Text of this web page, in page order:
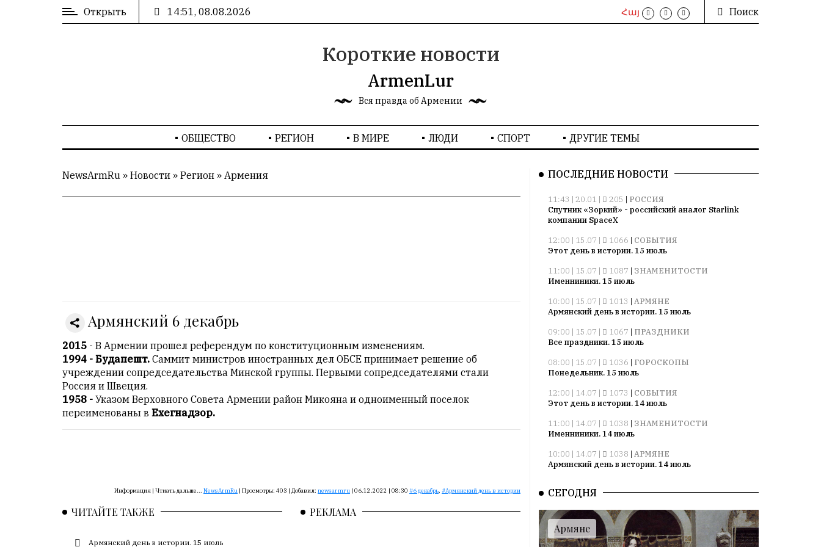
Пользователей:
мыслящих.
Открыть 14:51, 08.08.2026 Հայ Поиск
Короткие новости
ArmenLur
Вся правда об Армении
ОБЩЕСТВО РЕГИОН В МИРЕ ЛЮДИ СПОРТ ДРУГИЕ ТЕМЫ
NewsArmRu » Новости » Регион » Армения
Армянский 6 декабрь
2015 - В Армении прошел референдум по конституционным изменениям.
1994 - Будапешт. Саммит министров иностранных дел ОБСЕ принимает решение об
учреждении сопредседательства Минской группы. Первыми сопредседателями стали
Россия и Швеция.
1958 - Указом Верховного Совета Армении район Микояна и одноименный поселок
переименованы в Ехегнадзор.
Информация | Чтиать дальше... NewsArmRu | Просмотры: 403 | Добавил: newsarmru | 06.12.2022 | 08:30 6 декабрь, Армянский день в истории
ЧИТАЙТЕ ТАКЖЕ
Армянский день в истории. 15 июль
РЕКЛАМА
ПОСЛЕДНИЕ НОВОСТИ
11:43 | 20.01 | 205 | РОССИЯ
Спутник «Зоркий» - российский аналог Starlink
компании SpaceX
12:00 | 15.07 |
1066 | СОБЫТИЯ
Этот день в истории. 15 июль
11:00 | 15.07 |
1087 | ЗНАМЕНИТОСТИ
Именниники. 15 июль
10:00 | 15.07 |
1013 | АРМЯНЕ
Армянский день в истории. 15 июль
09:00 | 15.07 |
1067 | ПРАЗДНИКИ
Все праздники. 15 июль
08:00 | 15.07 |
1036 | ГОРОСКОПЫ
Понедельник. 15 июль
12:00 | 14.07 |
1073 | СОБЫТИЯ
Этот день в истории. 14 июль
11:00 | 14.07 |
1038 | ЗНАМЕНИТОСТИ
Именниники. 14 июль
10:00 | 14.07 |
1038 | АРМЯНЕ
Армянский день в истории. 14 июль
Все праздники. 14 июль
08:00 | 14.07 | 1057|ГОРОСКОПЫ
Воскресенье. 14 июль
СЕГОДНЯ
Армяне